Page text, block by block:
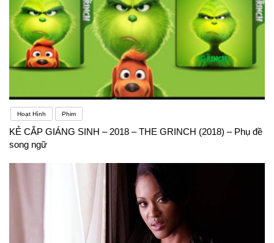
Hoạt Hình Phim
KẺ CẮP GIÁNG SINH – 2018 – THE GRINCH (2018) – Phụ đề
song ngữ